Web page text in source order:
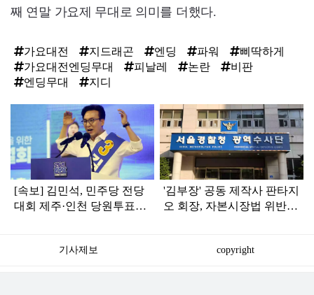
째 연말 가요제 무대로 의미를 더했다.
가요대전 지드래곤 엔딩 파워
삐딱하게
가요대전엔딩무대
피날레 논란
비판
엔딩무대
지디
인
[속보] 김민석, 민주당 전당
대회 제주·인천 당원투표서
'김부장' 공동 제작사 판타지
오 회장, 자본시장법 위반
기사제보 copyright